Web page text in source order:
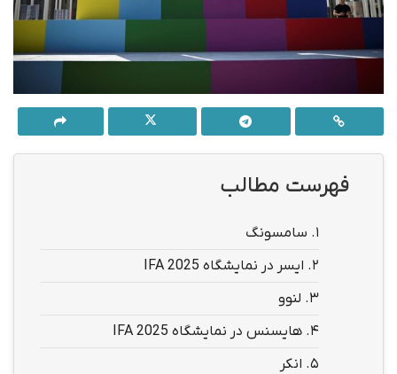
فهرست مطالب
1. سامسونگ
2. ایسر در نمایشگاه IFA 2025
3. لنوو
4. هایسنس در نمایشگاه IFA 2025
5. انکر